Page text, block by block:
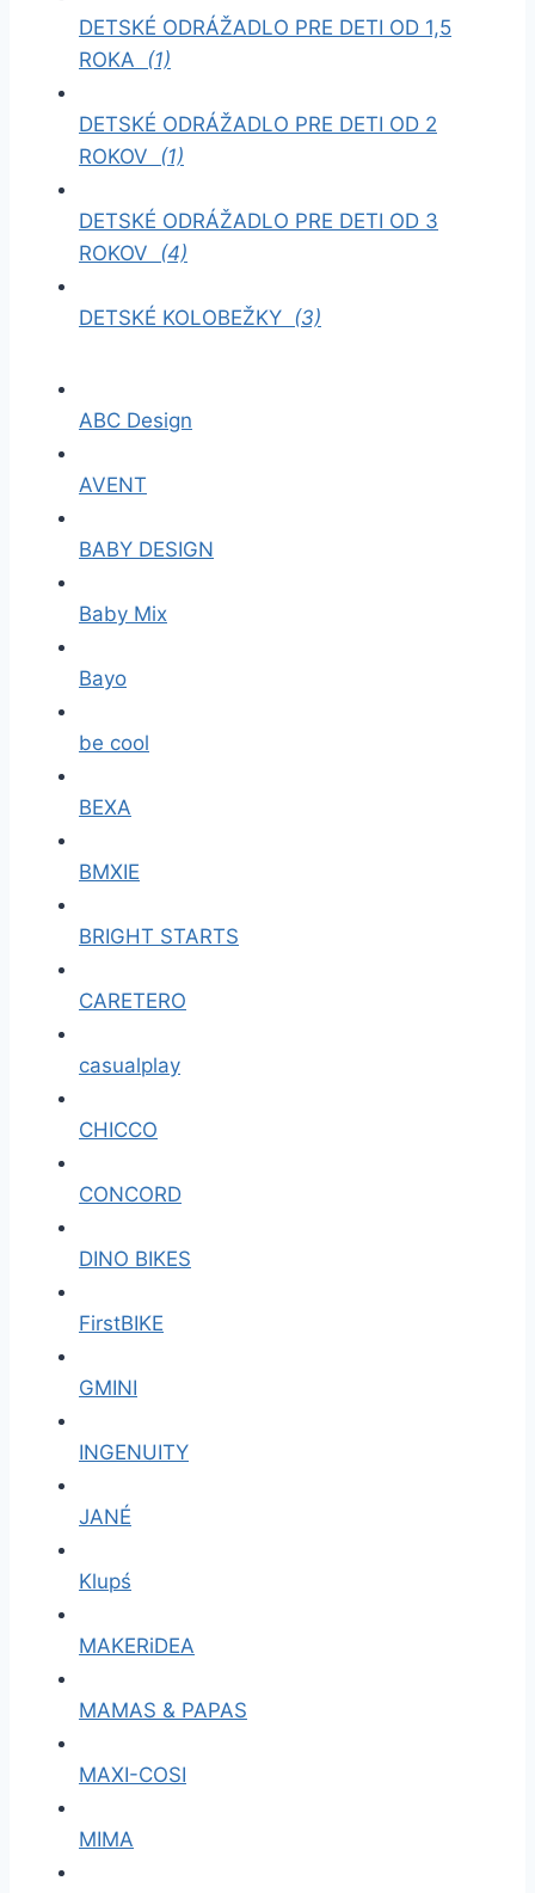
DETSKÉ ODRÁŽADLO PRE DETI OD 1,5
ROKA (1)
DETSKÉ ODRÁŽADLO PRE DETI OD 2
ROKOV (1)
DETSKÉ ODRÁŽADLO PRE DETI OD 3
ROKOV (4)
DETSKÉ KOLOBEŽKY (3)
ABC Design
AVENT
BABY DESIGN
Baby Mix
Bayo
be cool
BEXA
BMXIE
BRIGHT STARTS
CARETERO
casualplay
CHICCO
CONCORD
DINO BIKES
FirstBIKE
GMINI
INGENUITY
JANÉ
Klupś
MAKERiDEA
MAMAS & PAPAS
MAXI-COSI
MIMA